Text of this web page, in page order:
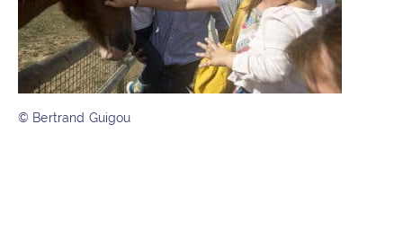
© Bertrand Guigou